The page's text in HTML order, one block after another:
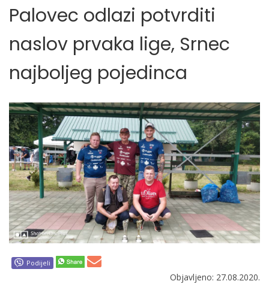
Palovec odlazi potvrditi
naslov prvaka lige, Srnec
najboljeg pojedinca
Podijeli
Objavljeno: 27.08.2020.